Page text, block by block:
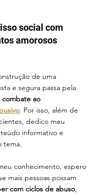
social com
amorosos
de uma
e segura passa pela
combate ao
. Por isso, além de
dedico meu
informativo e
tema.
conhecimento, espero
mais pessoas possam
com ciclos de abuso,